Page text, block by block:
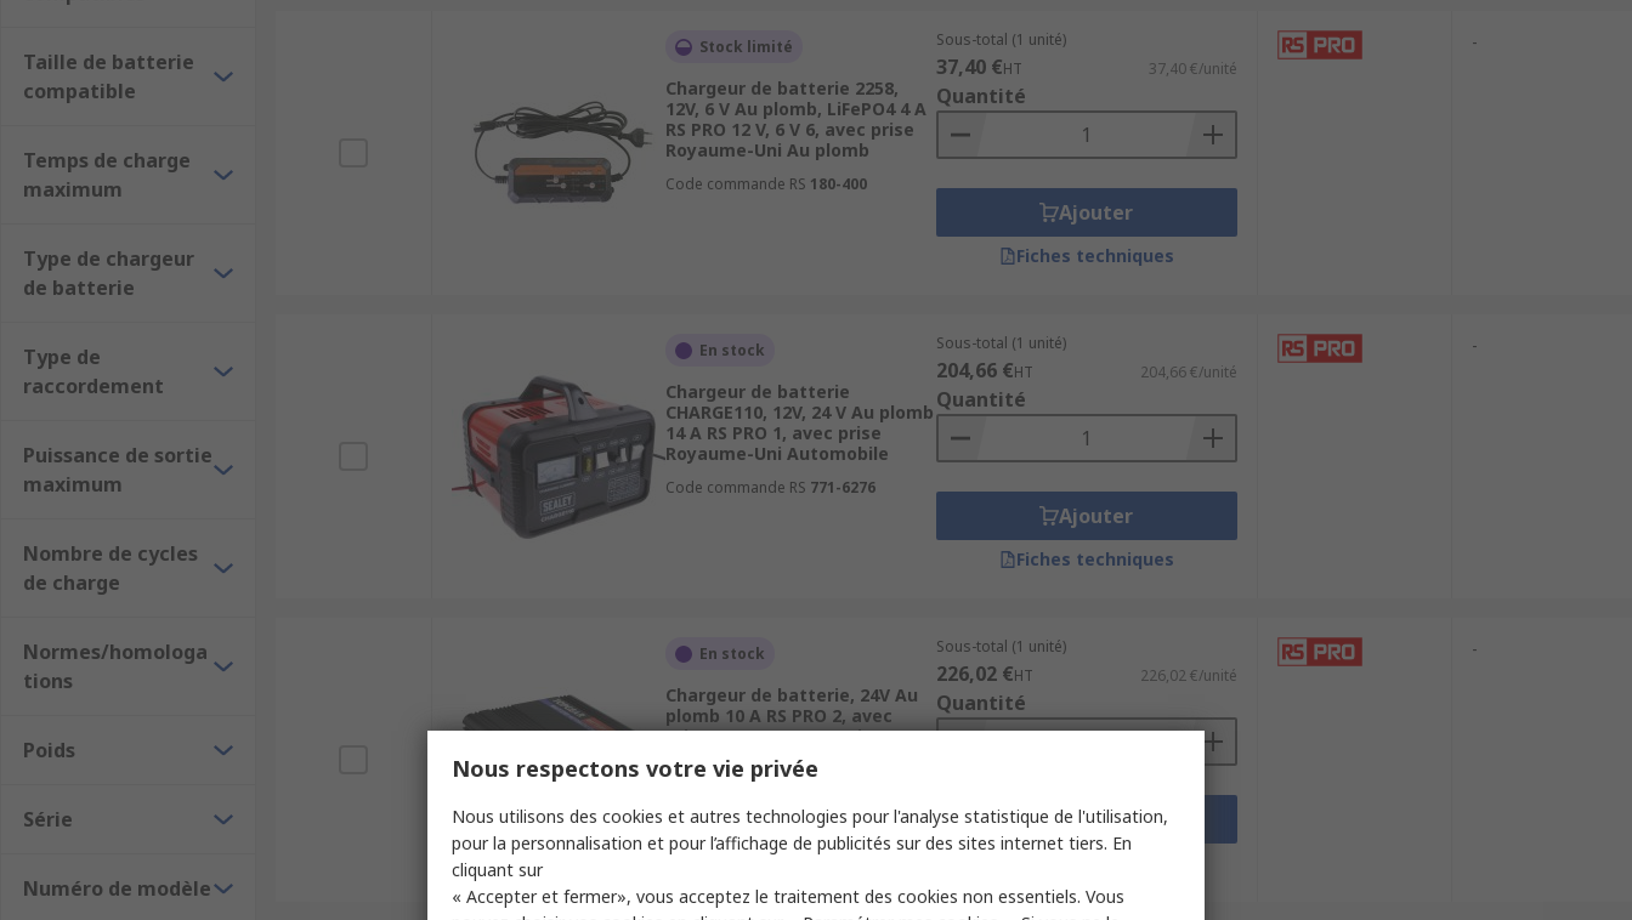
Taille de batterie
compatible
Temps de charge
maximum
Type de chargeur
de batterie
Type de
raccordement
Puissance de sortie
maximum
Nombre de cycles
de charge
Normes/homologa
tions
Poids
Série
Numéro de modèle
Stock limité
Chargeur de batterie 2258,
12V, 6 V Au plomb, LiFePO4 4 A
RS PRO 12 V, 6 V 6, avec prise
Royaume-Uni Au plomb
Code commande RS 180-400
Sous-total (1 unité)
37,40 €HT 37,40 €/unité
Quantité
Ajouter
Fiches techniques
-
En stock
Chargeur de batterie
CHARGE110, 12V, 24 V Au plomb
14 A RS PRO 1, avec prise
Royaume-Uni Automobile
Code commande RS 771-6276
Sous-total (1 unité)
204,66 €HT 204,66 €/unité
Quantité
Ajouter
Fiches techniques
-
En stock
Chargeur de batterie, 24V Au
plomb 10 A RS PRO 2, avec
prise UE, Royaume-Uni Au
plomb
Sous-total (1 unité)
226,02 €HT 226,02 €/unité
Quantité
Ajouter
-
Nous respectons votre vie privée
Nous utilisons des cookies et autres technologies pour l'analyse statistique de l'utilisation,
pour la personnalisation et pour l’affichage de publicités sur des sites internet tiers. En
cliquant sur
« Accepter et fermer», vous acceptez le traitement des cookies non essentiels. Vous